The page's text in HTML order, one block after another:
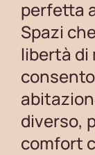
perfetta
Spazi
libertà di
diverso,
comfort